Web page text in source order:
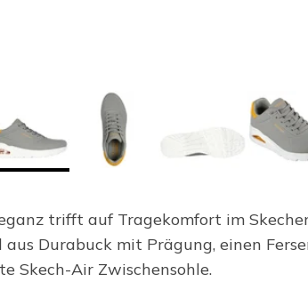
trifft auf Tragekomfort im
Durabuck mit Prägung, einen
Skech-Air Zwischensohle.